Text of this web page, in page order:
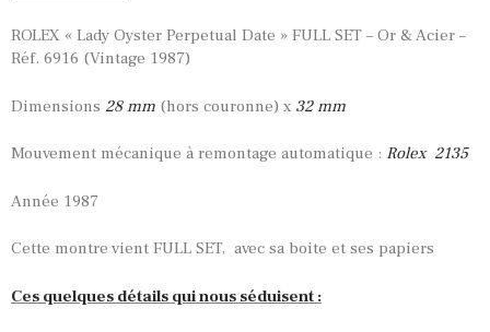
ROLEX « Lady Oyster Perpetual Date » FULL SET – Or & Acier –
Réf. 6916 (Vintage 1987)
Dimensions 28mm (hors couronne) x 32 mm
Mouvement mécanique à remontage automatique : Rolex 2135
Année 1987
Cette montre vient FULL SET, avec sa boite et ses papiers
Ces quelques détails qui nous séduisent :